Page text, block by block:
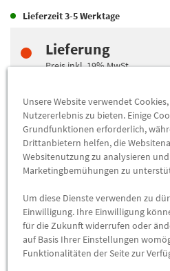
Lieferzeit3-5 Werktage
Lieferung
Preis inkl.19%MwSt.
Abholung
Preis inkl.19%MwSt.
Abholbar andiesen
-
ZUM WARENKORB
Unsere Website verwendet
Nutzererlebnis zu bieten. Einige
Grundfunktionen erforderlich,
Drittanbietern helfen, die
Websitenutzung zu analysieren
Marketingbemühungen zu
Um diese Dienste verwenden zu
Einwilligung. Ihre Einwilligung
für die Zukunft widerrufen oder
auf Basis Ihrer Einstellungen
Funktionalitäten der Seite zur